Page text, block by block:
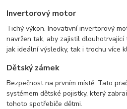
Invertorový motor
Tichý výkon. Inovativní invertorový
navržen tak, aby zajistil
jak ideální výsledky, tak i trochu více
Dětský zámek
Bezpečnost na prvním místě. Tato
systémem dětské pojistky, který
tohoto spotřebiče dětmi.